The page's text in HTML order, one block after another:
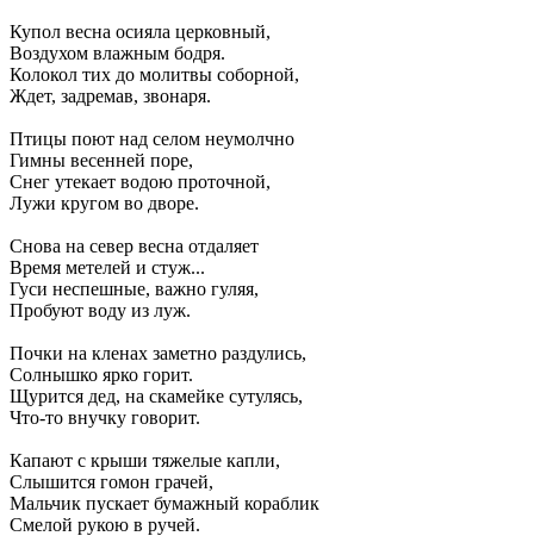
Купол весна осияла церковный,
Воздухом влажным бодря.
Колокол тих до молитвы соборной,
Ждет, задремав, звонаря.
Птицы поют над селом неумолчно
Гимны весенней поре,
Снег утекает водою проточной,
Лужи кругом во дворе.
Снова на север весна отдаляет
Время метелей и стуж...
Гуси неспешные, важно гуляя,
Пробуют воду из луж.
Почки на кленах заметно раздулись,
Солнышко ярко горит.
Щурится дед, на скамейке сутулясь,
Что-то внучку говорит.
Капают с крыши тяжелые капли,
Слышится гомон грачей,
Мальчик пускает бумажный кораблик
Смелой рукою в ручей.